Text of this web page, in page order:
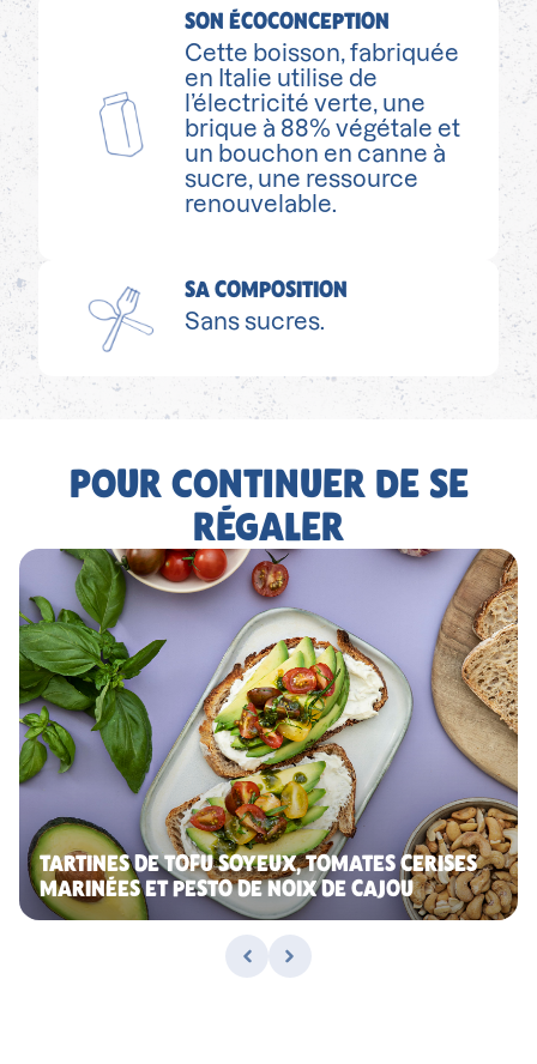
SON ÉCOCONCEPTION
Cette boisson, fabriquée
en Italie utilise de
l’électricité verte, une
brique à 88% végétale et
un bouchon en canne à
sucre, une ressource
renouvelable.
SA COMPOSITION
Sans sucres.
POUR CONTINUER DE SE
RÉGALER
TARTINES DE TOFU SOYEUX, TOMATES CERISES
MARINÉES ET PESTO DE NOIX DE CAJOU